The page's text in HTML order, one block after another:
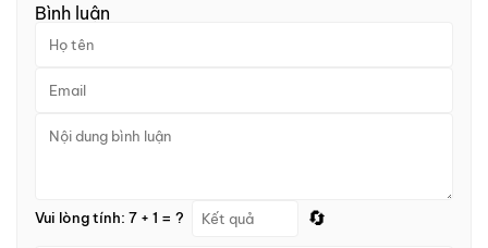
Bình luận
Vui lòng tính: 7 + 1 = ? 🔄